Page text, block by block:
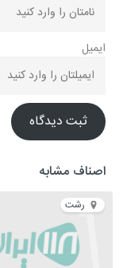
ایمیل
ثبت دیدگاه
اصناف مشابه
رشت